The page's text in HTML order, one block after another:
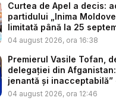
Curtea de Apel a decis:
partidului „Inima
limitată până la 25
Re...
04 august 2026, ora 16:38
Premierul Vasile Tofan,
delegației din
jenantă și inacceptabilă”
04 august 2026, ora 12:46